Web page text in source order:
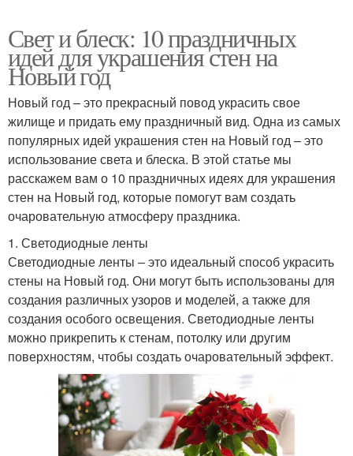
Свет и блеск: 10 праздничных
идей для украшения стен на
Новый год
Новый год – это прекрасный повод украсить свое
жилище и придать ему праздничный вид. Одна из самых
популярных идей украшения стен на Новый год – это
использование света и блеска. В этой статье мы
расскажем вам о 10 праздничных идеях для украшения
стен на Новый год, которые помогут вам создать
очаровательную атмосферу праздника.
1. Светодиодные ленты
Светодиодные ленты – это идеальный способ украсить
стены на Новый год. Они могут быть использованы для
создания различных узоров и моделей, а также для
создания особого освещения. Светодиодные ленты
можно прикрепить к стенам, потолку или другим
поверхностям, чтобы создать очаровательный эффект.